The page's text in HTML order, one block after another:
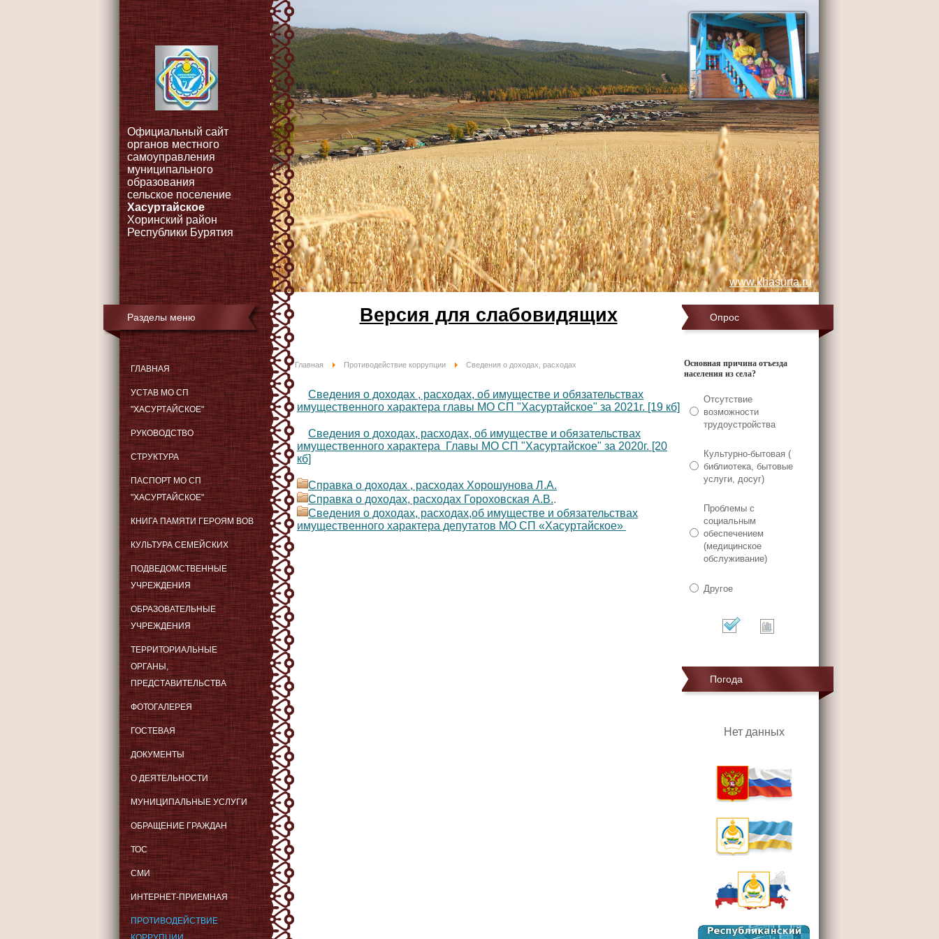
Официальный сайт
органов местного
самоуправления
муниципального
образования
сельское поселение
Хасуртайское
Хоринский район
Республики Бурятия
www.khasurta.ru
Разделы меню
ГЛАВНАЯ
УСТАВ МО СП
"ХАСУРТАЙСКОЕ"
РУКОВОДСТВО
СТРУКТУРА
ПАСПОРТ МО СП
"ХАСУРТАЙСКОЕ"
КНИГА ПАМЯТИ ГЕРОЯМ ВОВ
КУЛЬТУРА СЕМЕЙСКИХ
ПОДВЕДОМСТВЕННЫЕ
УЧРЕЖДЕНИЯ
ОБРАЗОВАТЕЛЬНЫЕ
УЧРЕЖДЕНИЯ
ТЕРРИТОРИАЛЬНЫЕ
ОРГАНЫ,
ПРЕДСТАВИТЕЛЬСТВА
ФОТОГАЛЕРЕЯ
ГОСТЕВАЯ
ДОКУМЕНТЫ
О ДЕЯТЕЛЬНОСТИ
МУНИЦИПАЛЬНЫЕ УСЛУГИ
ОБРАЩЕНИЕ ГРАЖДАН
ТОС
СМИ
ИНТЕРНЕТ-ПРИЕМНАЯ
ПРОТИВОДЕЙСТВИЕ
Версия для слабовидящих
Главная Противодействие коррупции Сведения о доходах, расходах
Сведения о доходах , расходах, об имуществе и обязательствах
имущественного характера главы МО СП "Хасуртайское" за 2021г. [19 кб]
Сведения о доходах, расходах, об имуществе и обязательствах
имущественного характера Главы МО СП "Хасуртайское" за 2020г. [20
кб]
Справка о доходах , расходах Хорошунова Л.А.
Справка о доходах, расходах Гороховская А.В..
Сведения о доходах, расходах,об имуществе и обязательствах
имущественного характера депутатов МО СП «Хасуртайское»
Опрос
Основная причина отъезда
населения из села?
Отсутствие
возможности
трудоустройства
Культурно-бытовая (
библиотека, бытовые
услуги, досуг)
Проблемы с
социальным
обеспечением
(медицинское
обслуживание)
Другое
Погода
Нет данных